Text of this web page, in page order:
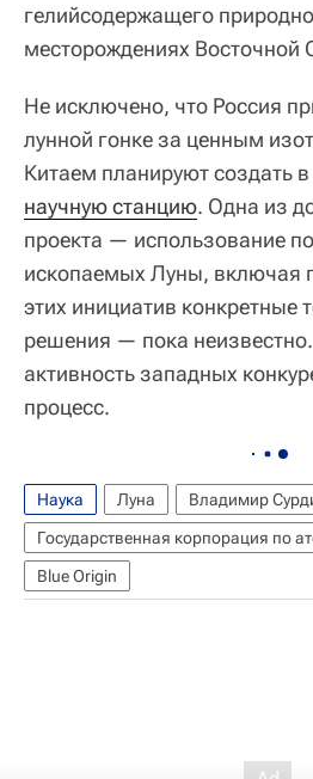
гелийсодержащего
месторождениях Восточной
Не исключено, что Россия
лунной гонке за ценным
Китаем планируют создать
научную станцию. Одна из
проекта — использование
ископаемых Луны, включая
этих инициатив конкретные
решения — пока
активность западных
процесс.
Наука Луна
Владимир
Blue Origin